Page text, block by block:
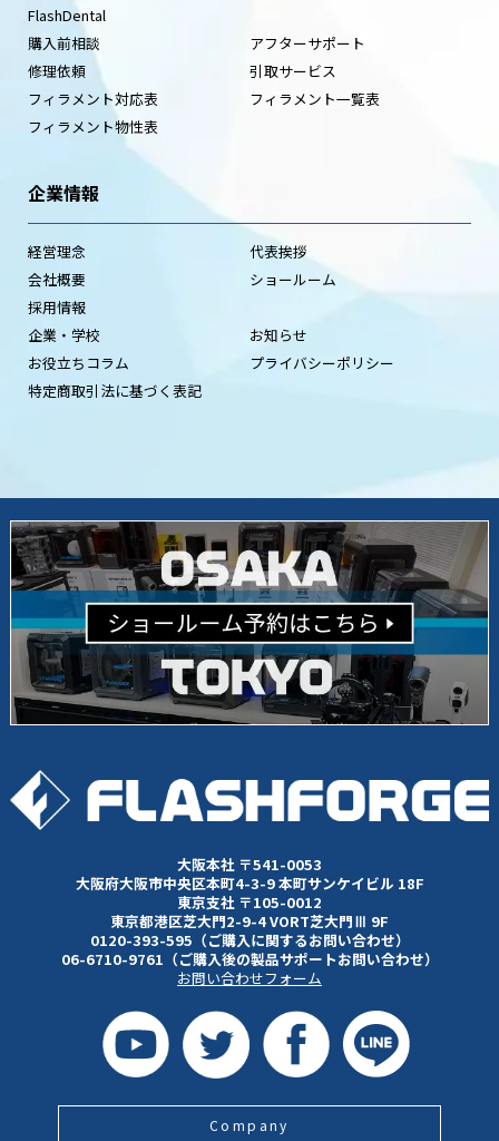
FlashDental
購入前相談
アフターサポート
修理依頼
引取サービス
フィラメント対応表
フィラメント一覧表
フィラメント物性表
企業情報
経営理念
代表挨拶
会社概要
ショールーム
採用情報
企業・学校
お知らせ
お役立ちコラム
プライバシーポリシー
特定商取引法に基づく表記
大阪本社 〒541-0053
大阪府大阪市中央区本町4-3-9 本町サンケイビル 18F
東京支社 〒105-0012
東京都港区芝大門2-9-4 VORT芝大門Ⅲ 9F
0120-393-595（ご購入に関するお問い合わせ）
06-6710-9761（ご購入後の製品サポートお問い合わせ）
お問い合わせフォーム
Company